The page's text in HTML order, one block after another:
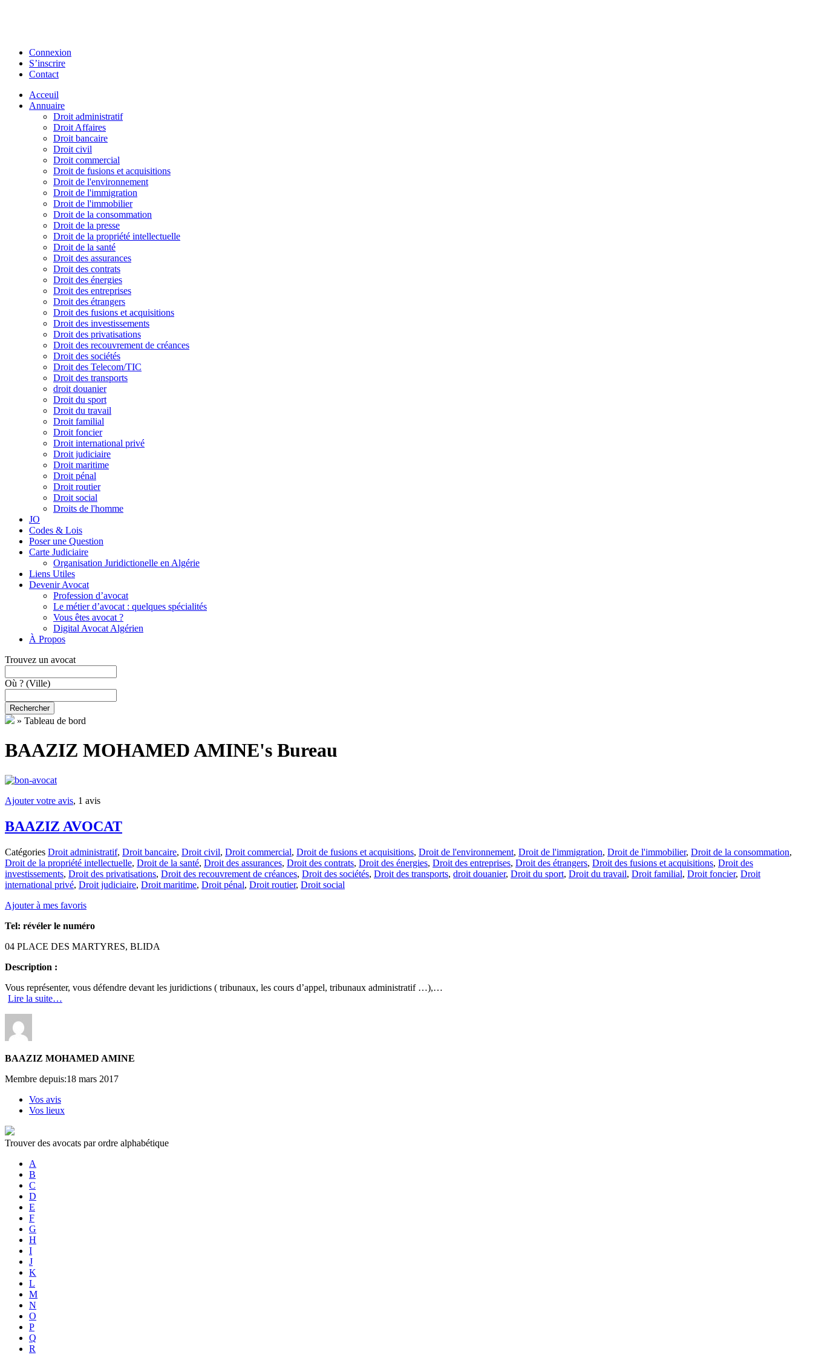
Connexion
S’inscrire
Contact
Acceuil
Annuaire
Droit administratif
Droit Affaires
Droit bancaire
Droit civil
Droit commercial
Droit de fusions et acquisitions
Droit de l'environnement
Droit de l'immigration
Droit de l'immobilier
Droit de la consommation
Droit de la presse
Droit de la propriété intellectuelle
Droit de la santé
Droit des assurances
Droit des contrats
Droit des énergies
Droit des entreprises
Droit des étrangers
Droit des fusions et acquisitions
Droit des investissements
Droit des privatisations
Droit des recouvrement de créances
Droit des sociétés
Droit des Telecom/TIC
Droit des transports
droit douanier
Droit du sport
Droit du travail
Droit familial
Droit foncier
Droit international privé
Droit judiciaire
Droit maritime
Droit pénal
Droit routier
Droit social
Droits de l'homme
JO
Codes & Lois
Poser une Question
Carte Judiciaire
Organisation Juridictionelle en Algérie
Liens Utiles
Devenir Avocat
Profession d’avocat
Le métier d’avocat : quelques spécialités
Vous êtes avocat ?
Digital Avocat Algérien
À Propos
Trouvez un avocat
Où ? (Ville)
Rechercher
» Tableau de bord
BAAZIZ MOHAMED AMINE's Bureau
Ajouter votre avis, 1 avis
BAAZIZ AVOCAT
Catégories Droit administratif, Droit bancaire, Droit civil, Droit commercial, Droit de fusions et acquisitions, Droit de l'environnement, Droit de l'immigration, Droit de l'immobilier, Droit de la consommation,
Droit de la propriété intellectuelle, Droit de la santé, Droit des assurances, Droit des contrats, Droit des énergies, Droit des entreprises, Droit des étrangers, Droit des fusions et acquisitions, Droit des
investissements, Droit des privatisations, Droit des recouvrement de créances, Droit des sociétés, Droit des transports, droit douanier, Droit du sport, Droit du travail, Droit familial, Droit foncier, Droit
international privé, Droit judiciaire, Droit maritime, Droit pénal, Droit routier, Droit social
Ajouter à mes favoris
Tel: révéler le numéro
04 PLACE DES MARTYRES, BLIDA
Description :
Vous représenter, vous défendre devant les juridictions ( tribunaux, les cours d’appel, tribunaux administratif …),…
Lire la suite…
BAAZIZ MOHAMED AMINE
Membre depuis:18 mars 2017
Vos avis
Vos lieux
Trouver des avocats par ordre alphabétique
A
B
C
D
E
F
G
H
I
J
K
L
M
N
O
P
Q
R